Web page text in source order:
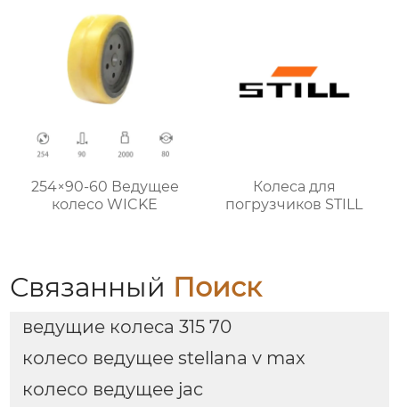
254×90-60 Ведущее
колесо WICKE
Колеса для
погрузчиков STILL
Связанный Поиск
ведущие колеса 315 70
колесо ведущее stellana v max
колесо ведущее jac